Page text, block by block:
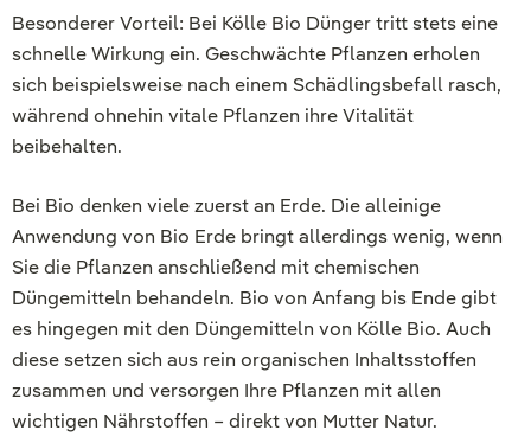
Besonderer Vorteil: Bei Kölle Bio Dünger tritt stets eine
schnelle Wirkung ein. Geschwächte Pflanzen erholen
sich beispielsweise nach einem Schädlingsbefall rasch,
während ohnehin vitale Pflanzen ihre Vitalität
beibehalten.
Bei Bio denken viele zuerst an Erde. Die alleinige
Anwendung von Bio Erde bringt allerdings wenig, wenn
Sie die Pflanzen anschließend mit chemischen
Düngemitteln behandeln. Bio von Anfang bis Ende gibt
es hingegen mit den Düngemitteln von Kölle Bio. Auch
diese setzen sich aus rein organischen Inhaltsstoffen
zusammen und versorgen Ihre Pflanzen mit allen
wichtigen Nährstoffen – direkt von Mutter Natur.